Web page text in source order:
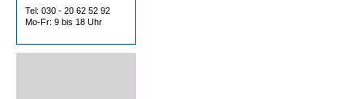
Tel: 030 - 20 62 52 92
Mo-Fr: 9 bis 18 Uhr